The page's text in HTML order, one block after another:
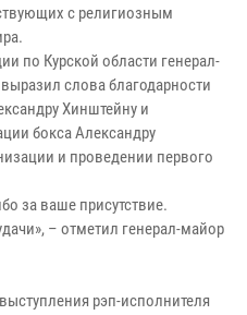
с религиозным
по Курской области генерал-
слова благодарности
Хинштейну и
бокса Александру
и проведении первого
за ваше присутствие.
– отметил генерал-майор
рэп-исполнителя